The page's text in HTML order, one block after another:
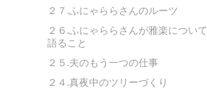
２７.ふにゃららさんのルーツ
２６.ふにゃららさんが雅楽について
語ること
２５.夫のもう一つの仕事
２４.真夜中のツリーづくり